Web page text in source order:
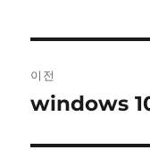
내
이전
이
windows